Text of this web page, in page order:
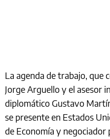
La agenda de trabajo, que
Jorge Arguello y el asesor
diplomático Gustavo
se presente en Estados
de Economía y